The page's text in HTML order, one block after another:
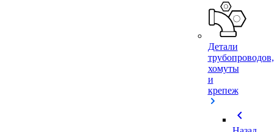
Детали
трубопроводов,
хомуты
и
крепеж
chevron_left